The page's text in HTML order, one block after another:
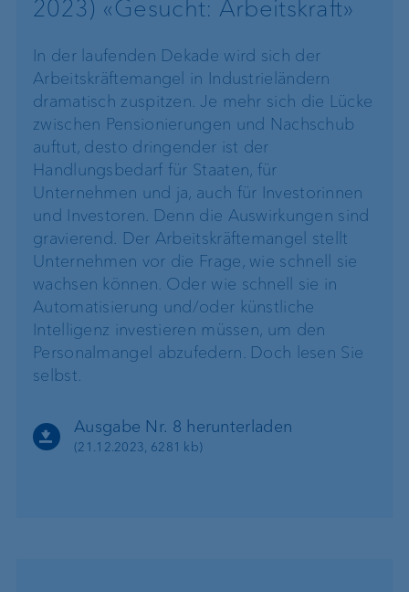
2023) «Gesucht: Arbeitskraft»
In der laufenden Dekade wird sich der
Arbeitskräfte­mangel in Industrieländern
dramatisch zuspitzen. Je mehr sich die Lücke
zwischen Pensionierungen und Nachschub
auftut, desto dringender ist der
Handlungsbedarf für Staaten, für
Unternehmen und ja, auch für Investorinnen
und Investoren. Denn die Aus­wirkungen sind
gravierend. Der Arbeitskräftemangel stellt
Unternehmen vor die Frage, wie schnell sie
wachsen können. Oder wie schnell sie in
Automatisierung und/oder künstliche
Intelligenz investieren müssen, um den
Personalmangel abzufedern. Doch lesen Sie
selbst.
Ausgabe Nr. 8 herunterladen
(21.12.2023, 6281 kb)